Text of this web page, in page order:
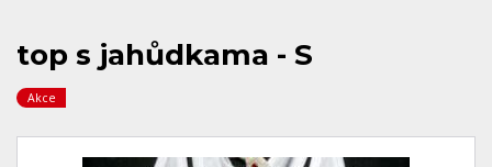
top s jahůdkama - S
Akce